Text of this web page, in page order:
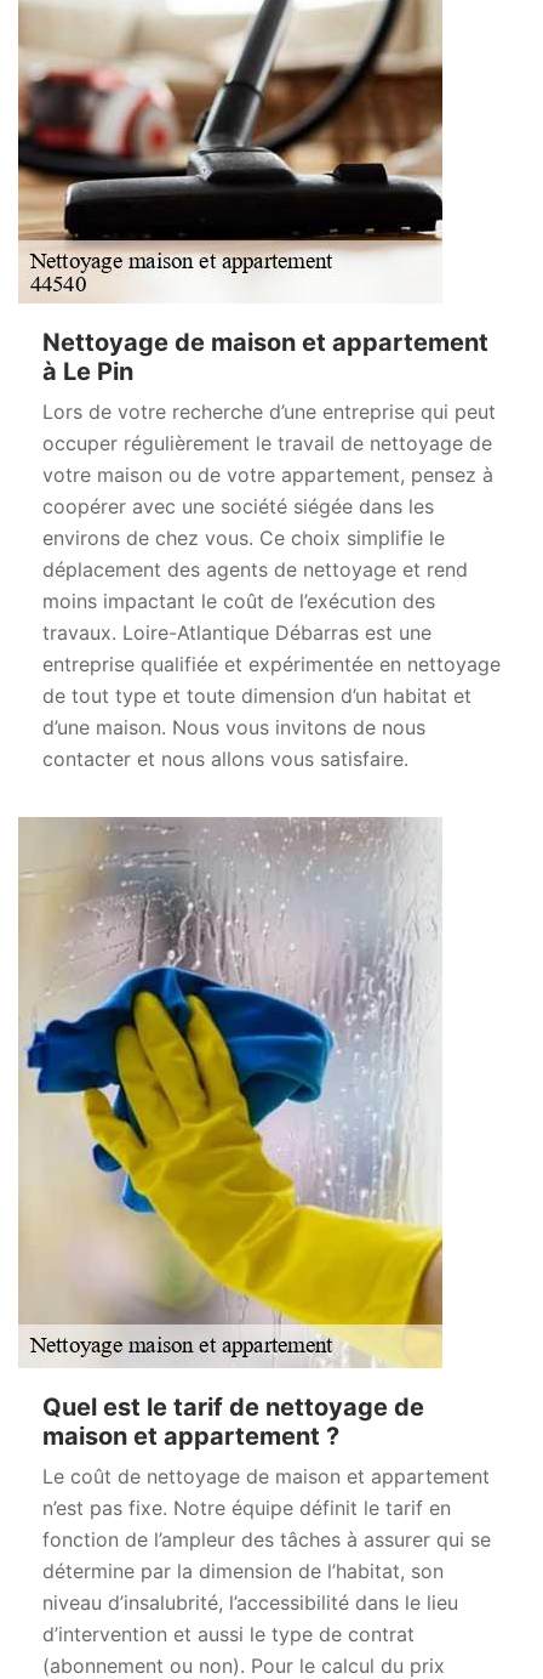
Nettoyage de maison et appartement
à Le Pin
Lors de votre recherche d’une entreprise qui peut
occuper régulièrement le travail de nettoyage de
votre maison ou de votre appartement, pensez à
coopérer avec une société siégée dans les
environs de chez vous. Ce choix simplifie le
déplacement des agents de nettoyage et rend
moins impactant le coût de l’exécution des
travaux. Loire-Atlantique Débarras est une
entreprise qualifiée et expérimentée en nettoyage
de tout type et toute dimension d’un habitat et
d’une maison. Nous vous invitons de nous
contacter et nous allons vous satisfaire.
Quel est le tarif de nettoyage de
maison et appartement ?
Le coût de nettoyage de maison et appartement
n’est pas fixe. Notre équipe définit le tarif en
fonction de l’ampleur des tâches à assurer qui se
détermine par la dimension de l’habitat, son
niveau d’insalubrité, l’accessibilité dans le lieu
d’intervention et aussi le type de contrat
(abonnement ou non). Pour le calcul du prix